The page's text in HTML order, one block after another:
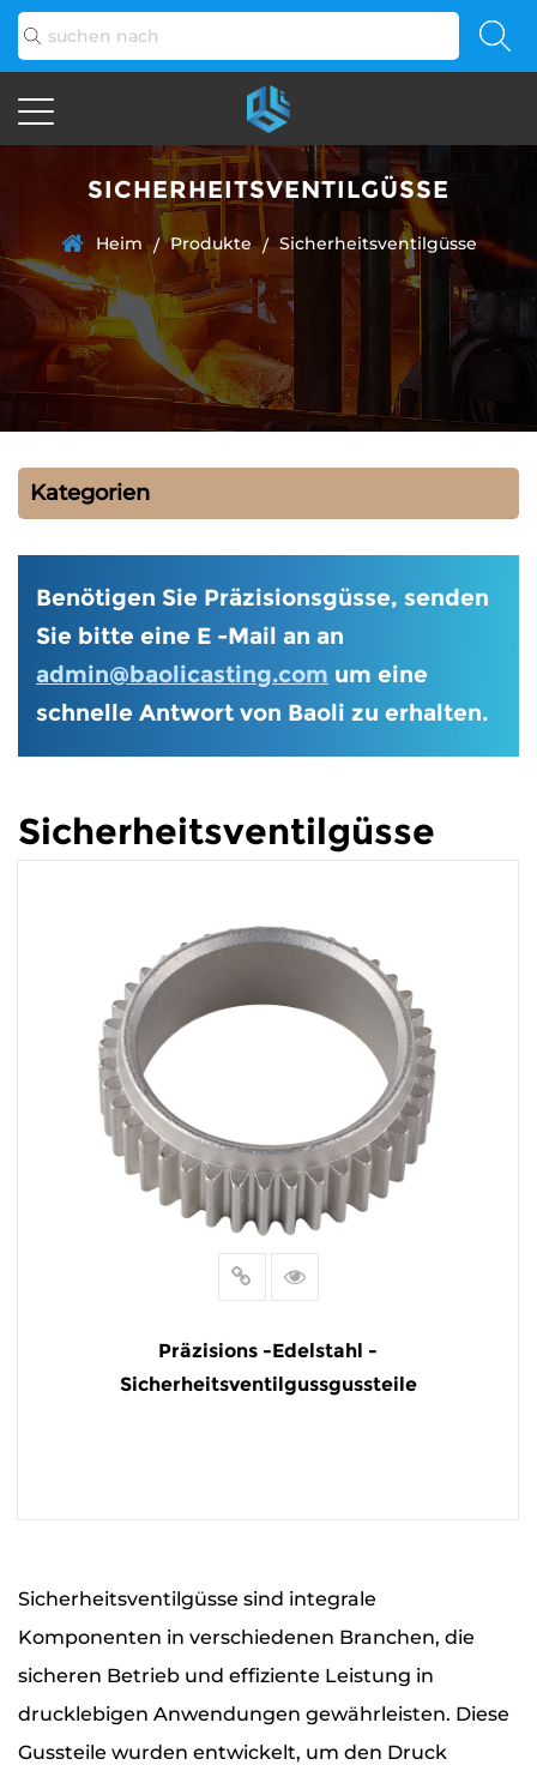
SICHERHEITSVENTILGÜSSE
Heim / Produkte / Sicherheitsventilgüsse
Kategorien
Benötigen Sie Präzisionsgüsse, senden
Sie bitte eine E -Mail an an
admin@baolicasting.com um eine
schnelle Antwort von Baoli zu erhalten.
Sicherheitsventilgüsse
Präzisions -Edelstahl -
Sicherheitsventilgussgussteile
Sicherheitsventilgüsse sind integrale
Komponenten in verschiedenen Branchen, die
sicheren Betrieb und effiziente Leistung in
drucklebigen Anwendungen gewährleisten. Diese
Gussteile wurden entwickelt, um den Druck